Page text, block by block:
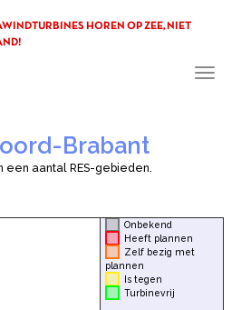
HOREN OP ZEE, NIET
Toggle
Brabant
een aantal RES-gebieden.
Onbekend
Heeft plannen
Zelf bezig met
plannen
Is tegen
Turbinevrij